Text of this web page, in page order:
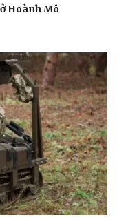
Hoành Mô